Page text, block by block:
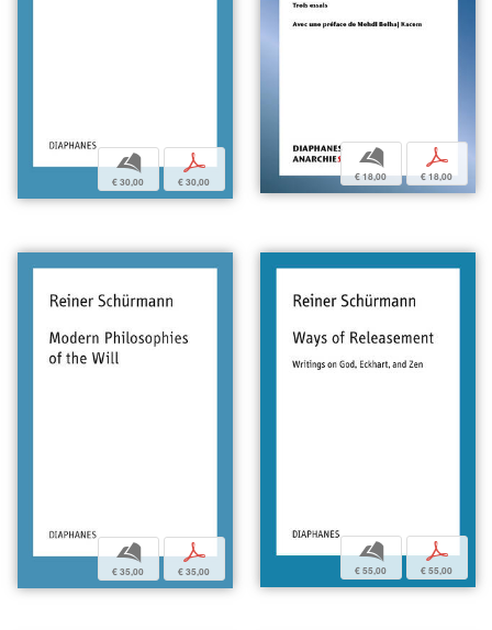
b
€ 30,00
p
€ 30,00
b
€ 18,00
p
€ 18,00
b
€ 35,00
p
€ 35,00
b
€ 55,00
p
€ 55,00